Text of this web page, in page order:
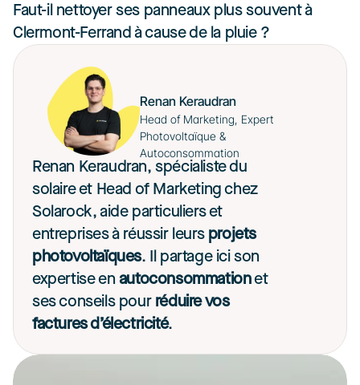
Faut-il nettoyer ses panneaux plus souvent à
Clermont-Ferrand à cause de la pluie ?
Renan Keraudran
Head of Marketing, Expert
Photovoltaïque &
Autoconsommation
Renan Keraudran, spécialiste du
solaire et Head of Marketing chez
Solarock, aide particuliers et
entreprises à réussir leurs projets
photovoltaïques. Il partage ici son
expertise en autoconsommation et
ses conseils pour réduire vos
factures d’électricité.